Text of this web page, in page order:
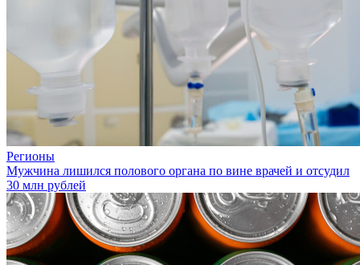
Регионы
Мужчина лишился полового органа по вине врачей и отсудил
30 млн рублей